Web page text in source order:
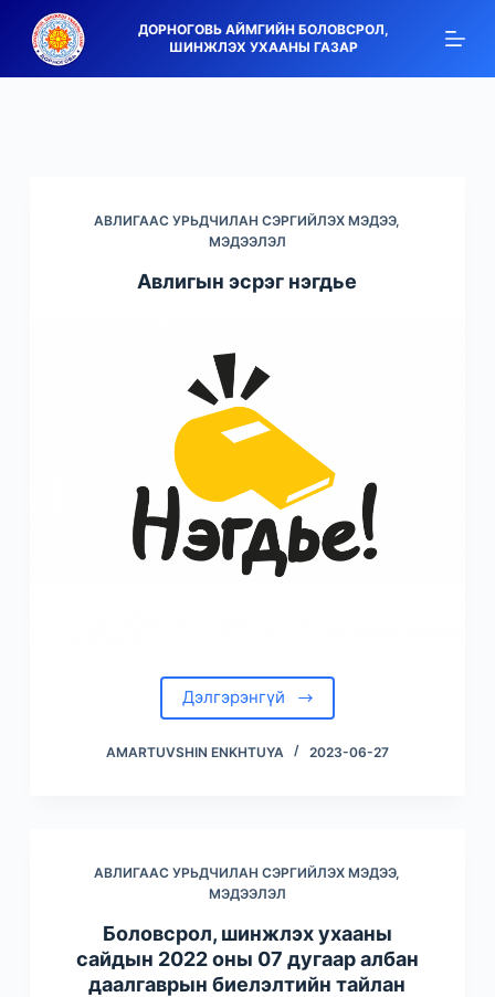
i
ДОРНОГОВЬ АЙМГИЙН БОЛОВСРОЛ,
ШИНЖЛЭХ УХААНЫ ГАЗАР
АВЛИГААС УРЬДЧИЛАН СЭРГИЙЛЭХ МЭДЭЭ,
МЭДЭЭЛЭЛ
Авлигын эсрэг нэгдье
Дэлгэрэнгүй
AMARTUVSHIN ENKHTUYA 2023-06-27
АВЛИГААС УРЬДЧИЛАН СЭРГИЙЛЭХ МЭДЭЭ,
МЭДЭЭЛЭЛ
Боловсрол, шинжлэх ухааны
сайдын 2022 оны 07 дугаар албан
даалгаврын биелэлтийн тайлан